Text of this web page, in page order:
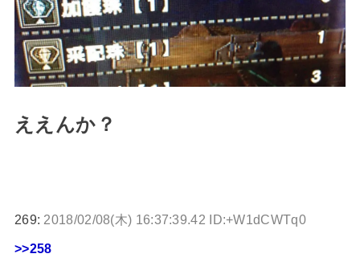
ええんか？
269: 2018/02/08(木) 16:37:39.42 ID:+W1dCWTq0
>>258